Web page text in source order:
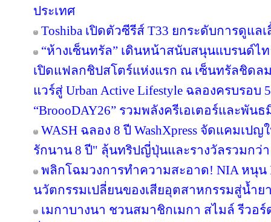
ประเทศ
Toshiba เปิดตัวซีรีส์ T33 ยกระดับการดูแ
“ห้างเซ็นทรัล” เดินหน้าสนับสนุนแบรนด์ไ
เปิดแฟลกชิปสโตร์แห่งแรก ณ เซ็นทรัลชิดล
แวร์สู่ Urban Active Lifestyle ฉลองครบรอ
“BroooDAY26” รวมพลังครีเอเตอร์และพั
WASH ฉลอง 8 ปี WashXpress จัดแคมเป
รักนาน 8 ปี" ลุ้นทริปญี่ปุ่นและรางวัลรวมกว่า
พลิกโฉมวงการทำความสะอาด! NIA หนุน
นวัตกรรมเปลี่ยนของเสียอุตสาหกรรมสู่น้ำ
เมกาบางนา ชวนสมาชิกเมกา สไมล์ รีวอ